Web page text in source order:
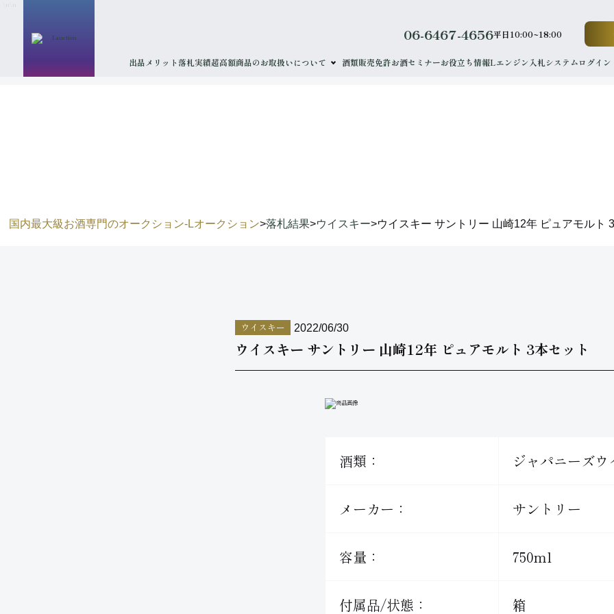
出品メリット落札実績超高額商品のお取扱いについて 酒類販売免許お酒セミナーお役立ち情報Lエンジン入札システムログイン
06-6467-4656平日10:00~18:00
国内最大級お酒専門のオークション-Lオークション>落札結果>ウイスキー>ウイスキー サントリー 山崎12年 ピュアモルト
ウイスキー 2022/06/30
ウイスキー サントリー 山崎12年 ピュアモルト 3本セット
酒類： ジャパニーズ
メーカー： サントリー
容量： 750ml
付属品/状態： 箱